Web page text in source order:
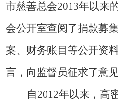
市慈善总会2013年以来
会公开室查阅了捐款募
案、财务账目等公开资
言，向监督员征求了意见
自2012年以来，高